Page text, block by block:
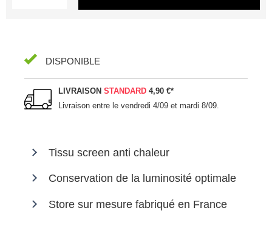
DISPONIBLE
LIVRAISONSTANDARD 4,90 €*
Livraison entre levendredi 4/09 et mardi 8/09
Tissu screen anti chaleur
Conservation de la luminosité optimale
Store sur mesure fabriqué en France